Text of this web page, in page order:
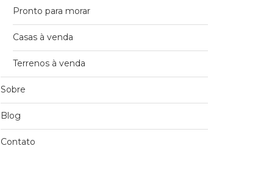
Pronto para morar
Casas à venda
Terrenos à venda
Sobre
Blog
Contato